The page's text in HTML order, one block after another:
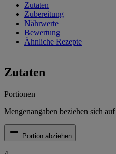
Zutaten
Zubereitung
Nährwerte
Bewertung
Ähnliche Rezepte
Zutaten
Portionen
Mengenangaben beziehen sich auf
Portion abziehen